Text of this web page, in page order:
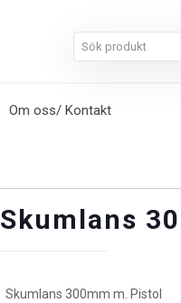
Om oss/ Kontakt
Skumlans
Skumlans 300mm m. Pistol